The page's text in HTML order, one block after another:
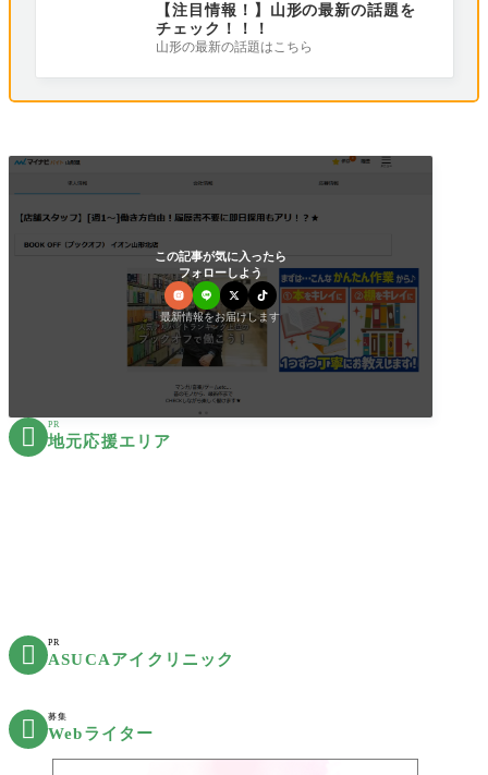
【注目情報！】山形の最新の話題を
チェック！！！
山形の最新の話題はこちら
この記事が気に入ったら
フォローしよう
最新情報をお届けします
 PR
地元応援エリア
 PR
ASUCAアイクリニック
 募集
Webライター